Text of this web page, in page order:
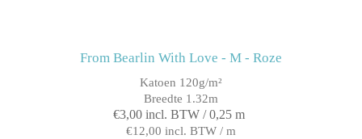
From Bearlin With Love - M - Roze
Katoen 120g/m²
Breedte 1.32m
€3,00 incl. BTW / 0,25 m
€12,00 incl. BTW / m